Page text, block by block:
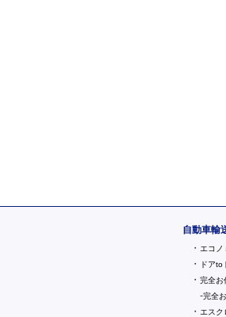
自動車輸
・ エコノ
・ ドアto
・ 完全お
-完全
・ エスク